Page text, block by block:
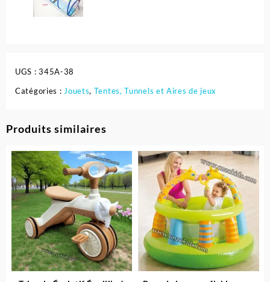
UGS :345A-38
Catégories : Jouets, Tentes, Tunnels et Aires de jeux
Produits similaires